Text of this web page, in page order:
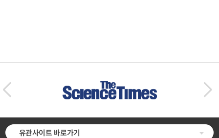
유관사이트 바로가기